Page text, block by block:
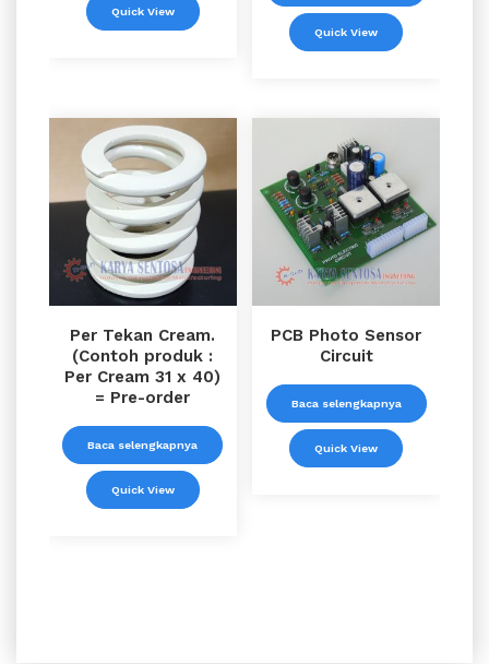
Quick View
Quick View
Per Tekan Cream.
(Contoh produk :
Per Cream 31 x 40)
= Pre-order
Baca selengkapnya
Quick View
PCB Photo Sensor
Circuit
Baca selengkapnya
Quick View